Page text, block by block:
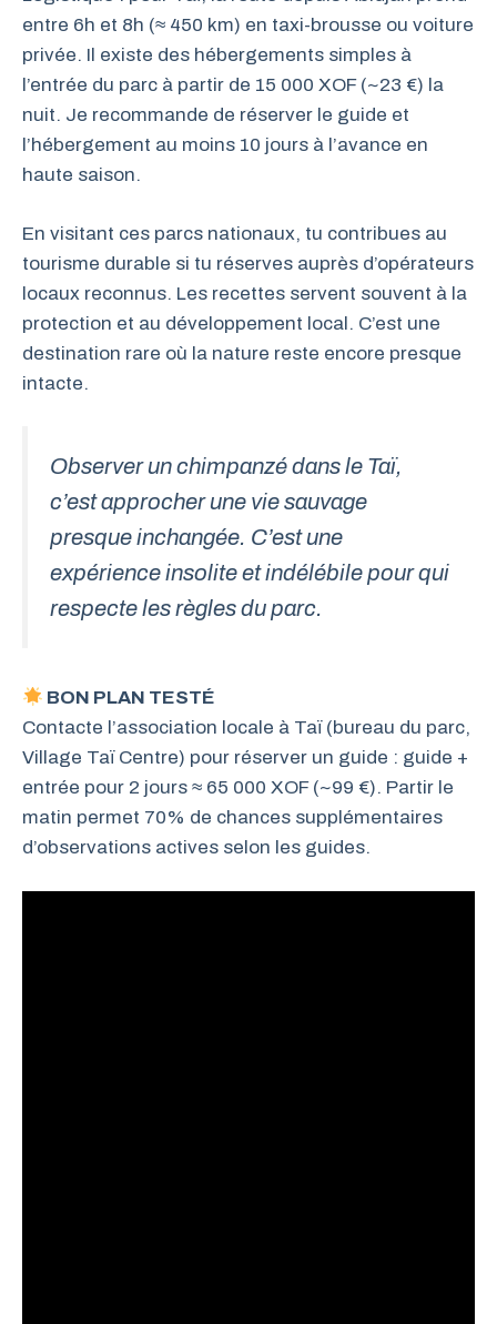
entre 6h et 8h (≈ 450 km) en taxi-brousse ou voiture
privée. Il existe des hébergements simples à
l’entrée du parc à partir de 15 000 XOF (~23 €) la
nuit. Je recommande de réserver le guide et
l’hébergement au moins 10 jours à l’avance en
haute saison.
En visitant ces parcs nationaux, tu contribues au
tourisme durable si tu réserves auprès d’opérateurs
locaux reconnus. Les recettes servent souvent à la
protection et au développement local. C’est une
destination rare où la nature reste encore presque
intacte.
Observer un chimpanzé dans le Taï,
c’est approcher une vie sauvage
presque inchangée. C’est une
expérience insolite et indélébile pour qui
respecte les règles du parc.
BON PLAN TESTÉ
Contacte l’association locale à Taï (bureau du parc,
Village Taï Centre) pour réserver un guide : guide +
entrée pour 2 jours ≈ 65 000 XOF (~99 €). Partir le
matin permet 70% de chances supplémentaires
d’observations actives selon les guides.